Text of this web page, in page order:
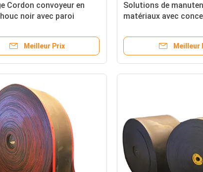
Cordon convoyeur en
noir avec paroi
Meilleur Prix
Solutions de
matériaux avec
caoutchouc OEM et
Meilleur